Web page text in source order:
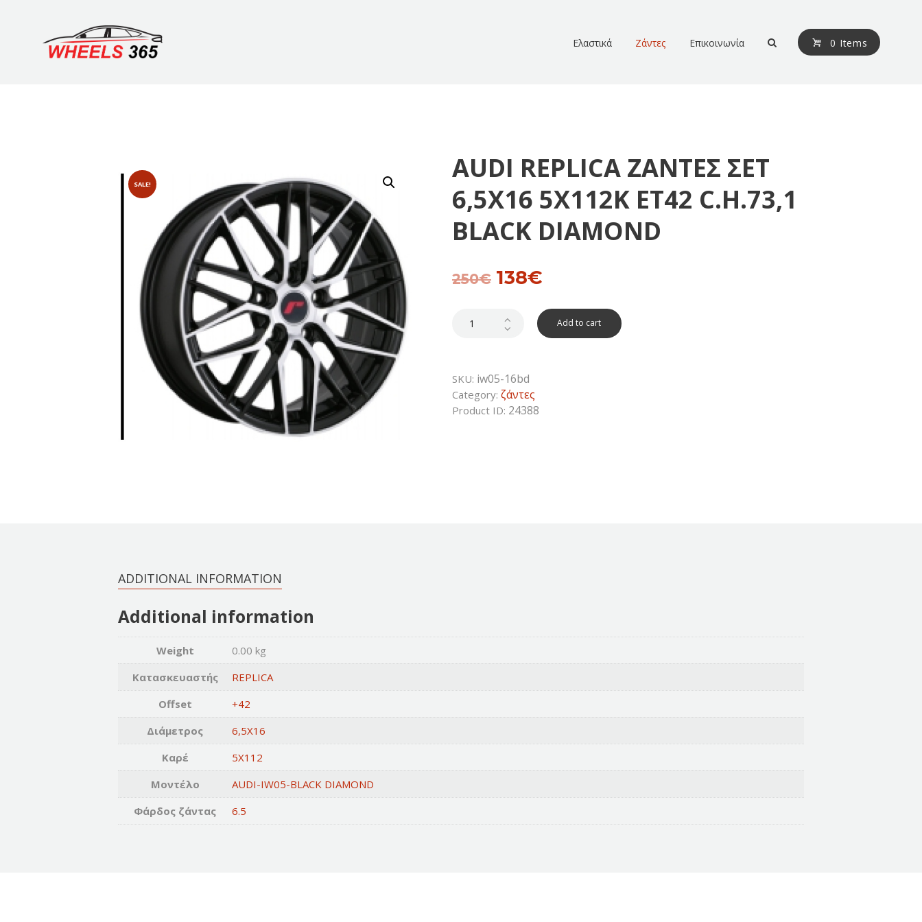
Ελαστικά Ζάντες Επικοινωνία 0 Items
SALE!
AUDI REPLICA ΖΑΝΤΕΣ ΣΕΤ
6,5X16 5Χ112Κ ΕΤ42 C.H.73,1
BLACK DIAMOND
250€ Original
250€.
138€
is:
138€.
Add to cart
SKU: iw05-16bd
Category: ζάντες
Product ID: 24388
ADDITIONAL INFORMATION
Additional information
Weight
0.00 kg
Κατασκευαστής
REPLICA
Offset
+42
Διάμετρος
6,5X16
Καρέ
5X112
Μοντέλο
AUDI-IW05-BLACK DIAMOND
Φάρδος ζάντας
6.5